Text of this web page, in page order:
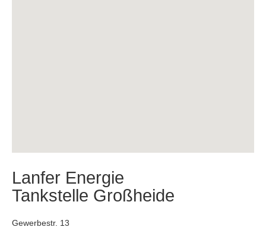
Lanfer Energie
Tankstelle Großheide
Gewerbestr. 13